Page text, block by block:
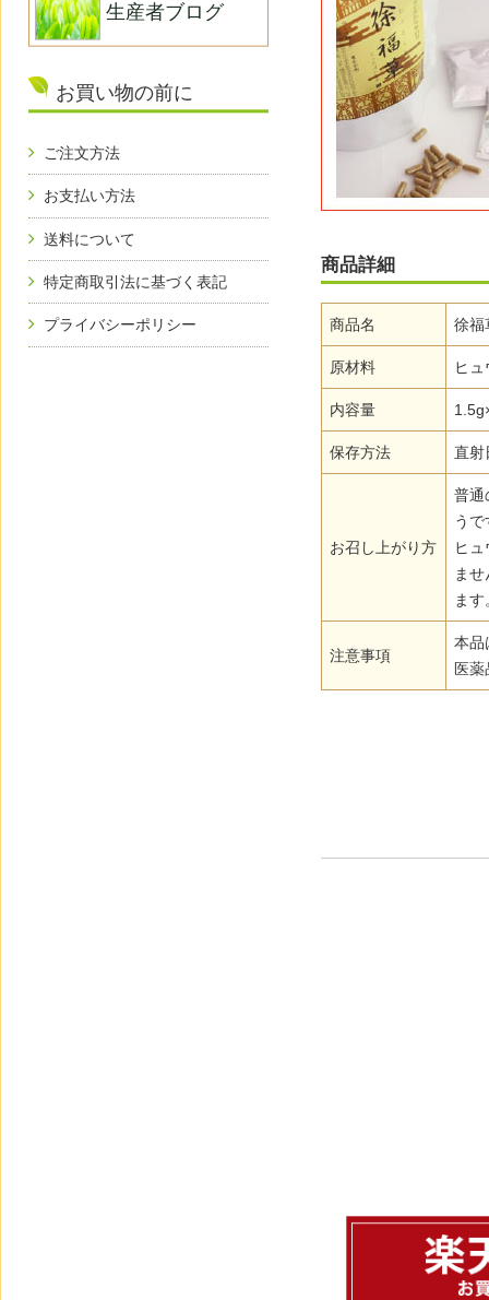
商品詳細
商品名 徐福
原材料 ヒ
内容量
保存方法 直射
お召し上がり方
普通
うで
ヒ
ま
ます
注意事項
本品
医薬
生産者ブログ
お買い物の前に
ご注文方法
お支払い方法
送料について
特定商取引法に基づく表記
プライバシーポリシー